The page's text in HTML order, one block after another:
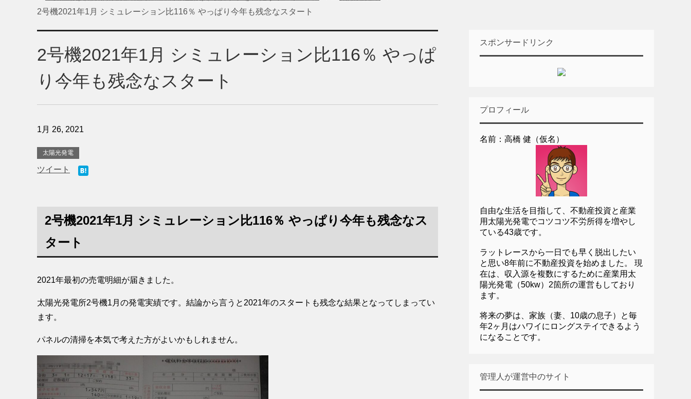
2号機2021年1月 シミュレーション比116％ やっぱり今年も残念なスタート
2号機2021年1月 シミュレーション比116％ やっぱ
り今年も残念なスタート
1月 26, 2021
太陽光発電
ツイート
2号機2021年1月 シミュレーション比116％ やっぱり今年も残念なス
タート
2021年最初の売電明細が届きました。
太陽光発電所2号機1月の発電実績です。結論から言うと2021年のスタートも残念な結果となってしまってい
ます。
パネルの清掃を本気で考えた方がよいかもしれません。
スポンサードリンク
プロフィール
名前：高橋 健（仮名）
自由な生活を目指して、不動産投資と産業
用太陽光発電でコツコツ不労所得を増やし
ている43歳です。
ラットレースから一日でも早く脱出したい
と思い8年前に不動産投資を始めました。 現
在は、収入源を複数にするために産業用太
陽光発電（50kw）2箇所の運営もしており
ます。
将来の夢は、家族（妻、10歳の息子）と毎
年2ヶ月はハワイにロングステイできるよう
になることです。
管理人が運営中のサイト